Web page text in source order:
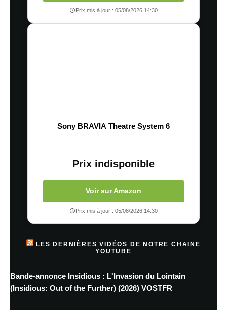
Prix mis à jour : 05/08/2026 14:30
Sony BRAVIA Theatre System 6
Prix indisponible
Voir sur Amazon
Prix mis à jour : 05/08/2026 14:30
LES DERNIÈRES VIDÉOS DE NOTRE CHAINE
YOUTUBE
Bande-annonce Insidious : L'Invasion du Lointain
(Insidious: Out of the Further) (2026) VOSTFR